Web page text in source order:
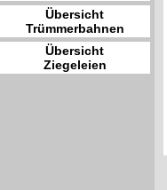
Übersicht
Trümmerbahnen
Übersicht
Ziegeleien